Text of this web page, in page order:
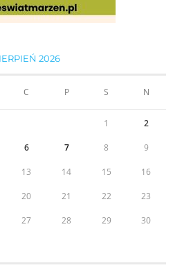
2026
C P S N
1 2
6 7 8 9
13 14 15 16
20 21 22 23
27 28 29 30